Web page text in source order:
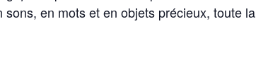
en mots et en objets précieux, toute